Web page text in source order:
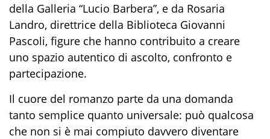
della Galleria “Lucio Barbera”, e da Rosaria
Landro, direttrice della Biblioteca Giovanni
Pascoli, figure che hanno contribuito a creare
uno spazio autentico di ascolto, confronto e
partecipazione.
Il cuore del romanzo parte da una domanda
tanto semplice quanto universale: può qualcosa
che non si è mai compiuto davvero diventare